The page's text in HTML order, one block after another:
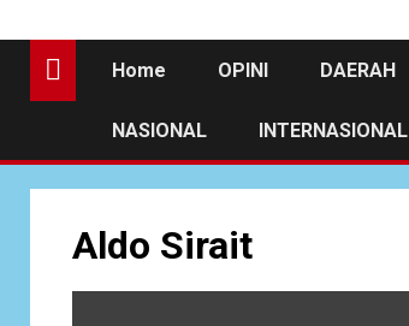
Home OPINI DAERAH
NASIONAL INTERNASIONAL
Aldo Sirait